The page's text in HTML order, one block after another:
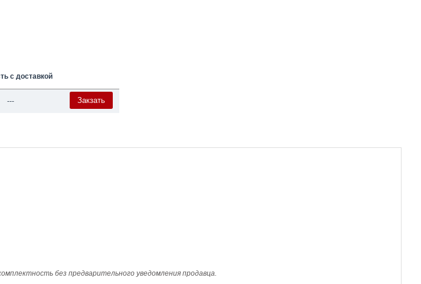
с доставкой
--- Закзать
без предварительного уведомления продавца.